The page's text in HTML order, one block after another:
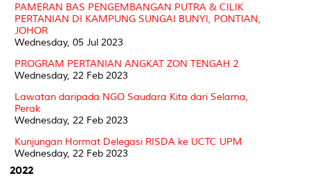
PAMERAN BAS PENGEMBANGAN PUTRA & CILIK
PERTANIAN DI KAMPUNG SUNGAI BUNYI, PONTIAN,
JOHOR
Wednesday, 05 Jul 2023
PROGRAM PERTANIAN ANGKAT ZON TENGAH 2
Wednesday, 22 Feb 2023
Lawatan daripada NGO Saudara Kita dari Selama,
Perak
Wednesday, 22 Feb 2023
Kunjungan Hormat Delegasi RISDA ke UCTC UPM
Wednesday, 22 Feb 2023
2022